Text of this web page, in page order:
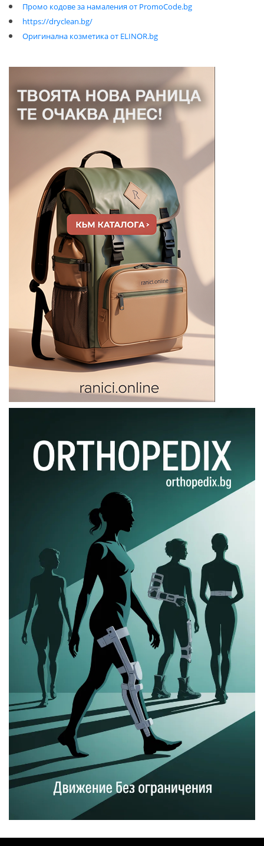
Промо кодове за намаления от PromoCode.bg
https://dryclean.bg/
Оригинална козметика от ELINOR.bg